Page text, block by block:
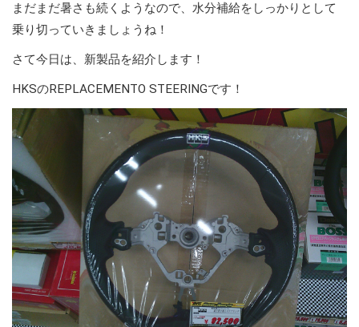
まだまだ暑さも続くようなので、水分補給をしっかりとして
乗り切っていきましょうね！
さて今日は、新製品を紹介します！
HKSのREPLACEMENTO STEERINGです！